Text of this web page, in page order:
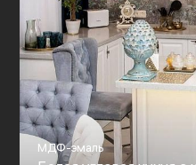
МДФ-эмаль